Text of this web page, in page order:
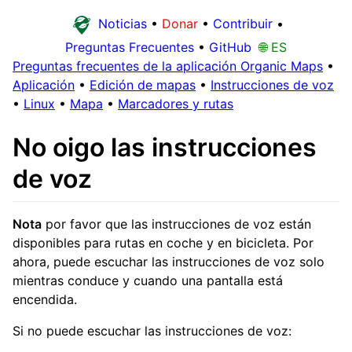
Noticias • Donar • Contribuir •
Preguntas Frecuentes • GitHub 🌐 ES
Preguntas frecuentes de la aplicación Organic Maps •
Aplicación • Edición de mapas • Instrucciones de voz
• Linux • Mapa • Marcadores y rutas
No oigo las instrucciones
de voz
Nota por favor que las instrucciones de voz están
disponibles para rutas en coche y en bicicleta. Por
ahora, puede escuchar las instrucciones de voz solo
mientras conduce y cuando una pantalla está
encendida.
Si no puede escuchar las instrucciones de voz: